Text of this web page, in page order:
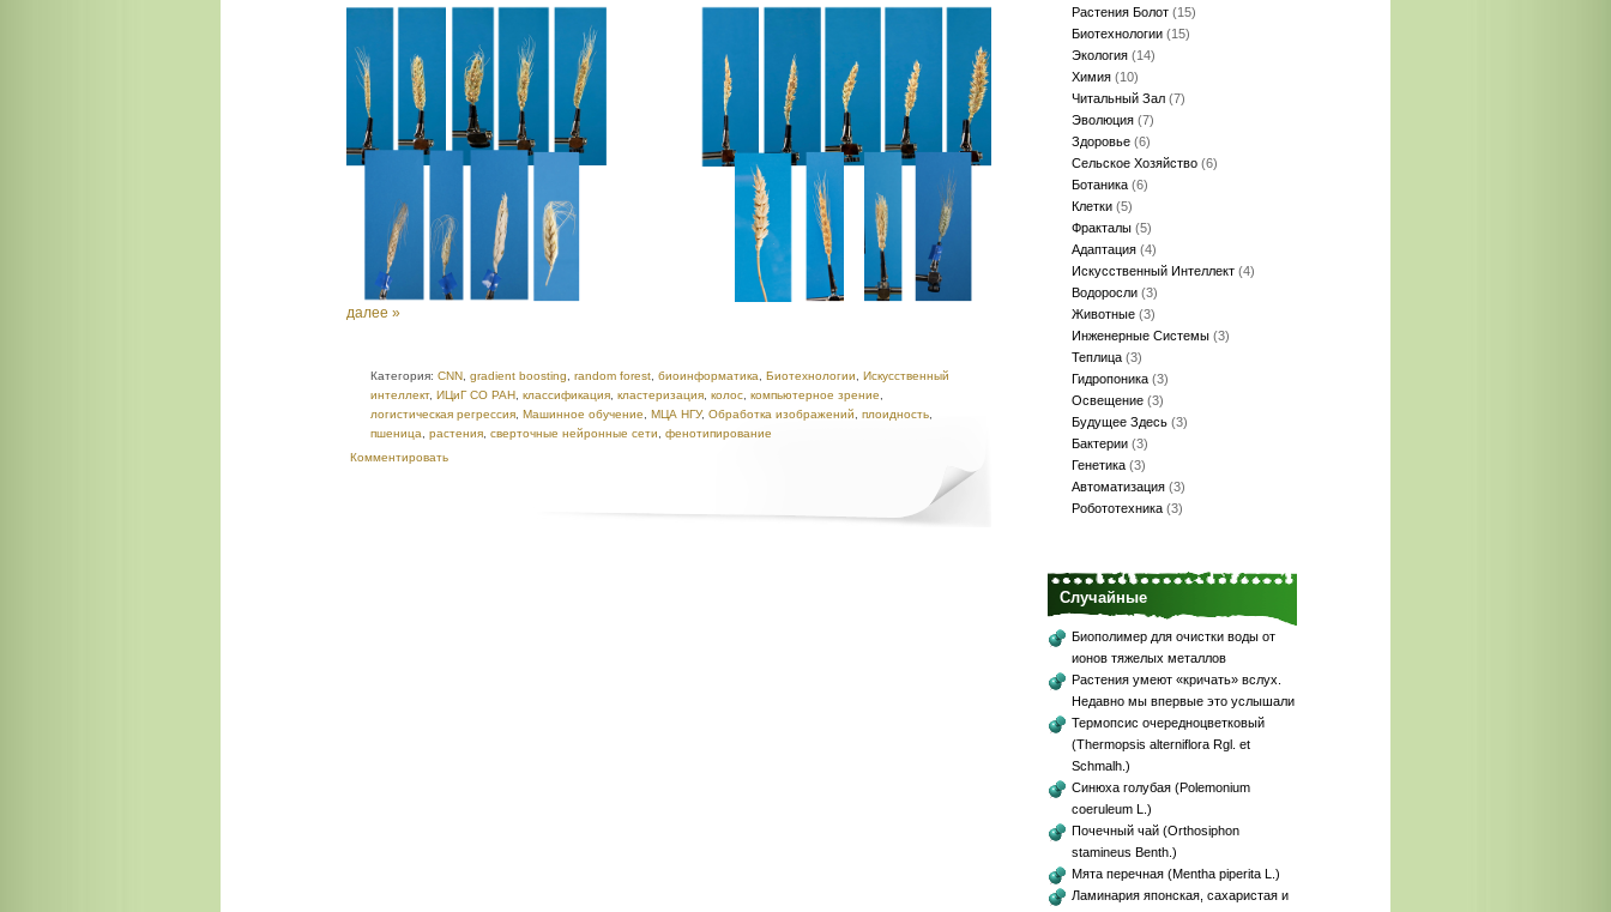
далее »
Категория: CNN gradient boosting random forest биоинформатика Биотехнологии
Искусственный
интеллект, ИЦиГ СО РАН классификация кластеризация колос компьютерное зрение
логистическая регрессия Машинное обучение МЦА НГУ, Обработка изображений плоидность
пшеница
растения сверточные нейронные сети
фенотипирование
Комментировать
Растения Болот (15)
Биотехнологии (15)
Экология (14)
Химия (10)
Читальный Зал (7)
Эволюция (7)
Здоровье (6)
Сельское Хозяйство (6)
Ботаника (6)
Клетки (5)
Фракталы (5)
Адаптация (4)
Искусственный Интеллект (4)
Водоросли (3)
Животные (3)
Инженерные Системы (3)
Теплица (3)
Гидропоника (3)
Освещение (3)
Будущее Здесь (3)
Бактерии (3)
Генетика (3)
Автоматизация (3)
Робототехника (3)
Случайные
Биополимер для очистки воды от
ионов тяжелых металлов
Растения умеют «кричать» вслух.
Недавно мы впервые это услышали
Термопсис очередноцветковый
(Thermopsis alterniflora Rgl. et
Schmalh.)
Синюха голубая (Polemonium
coeruleum L.)
Почечный чай (Orthosiphon
stamineus Benth.)
Мята перечная (Mentha piperita L.)
Ламинария японская, сахаристая и